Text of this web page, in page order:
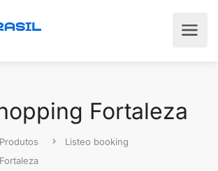
Fortaleza
Produtos
Listeo booking